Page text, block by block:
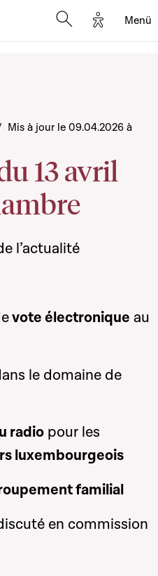
Options
Menü
13 avril
Mis à jour le 09.04.2026 à
l’actualité
vote électronique au
le domaine de
radio pour les
luxembourgeois
familial
en commission